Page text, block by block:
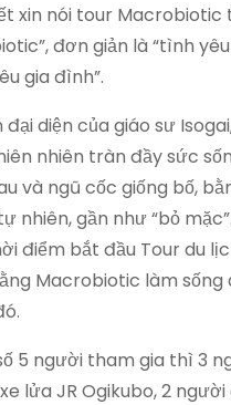
xin nói tour Macrobiotic
đơn giản là “tình
gia đình”.
diện của giáo sư
nhiên tràn đầy sức
và ngũ cốc giống bố,
nhiên, gần như “bỏ
điểm bắt đầu Tour du
Macrobiotic làm sống
5 người tham gia thì 3
lửa JR Ogikubo, 2